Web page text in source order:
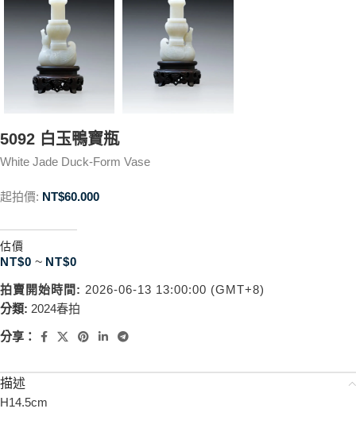
5092 白玉鴨寶瓶
White Jade Duck-Form Vase
起拍價: NT$60.000
估價
NT$0 ~ NT$0
拍賣開始時間: 2026-06-13 13:00:00 (GMT+8)
分類: 2024春拍
分享：
描述
H14.5cm